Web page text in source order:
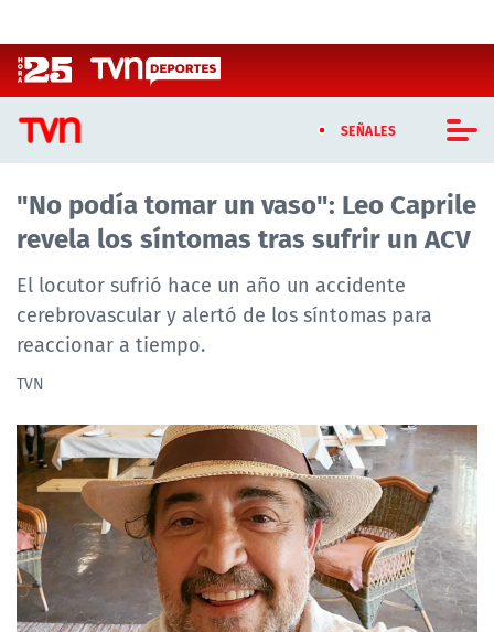
SEÑALES
CASTING MASTERCHEF CHILE
CASTING TVN VERTICAL
TVN VERTICAL
TVN PLAY
TELESERIES
NTV
ACTUALIDAD Y TENDENCIAS
"No podía tomar un vaso": Leo Caprile
revela los síntomas tras sufrir un ACV
El locutor sufrió hace un año un accidente
cerebrovascular y alertó de los síntomas para
reaccionar a tiempo.
TVN